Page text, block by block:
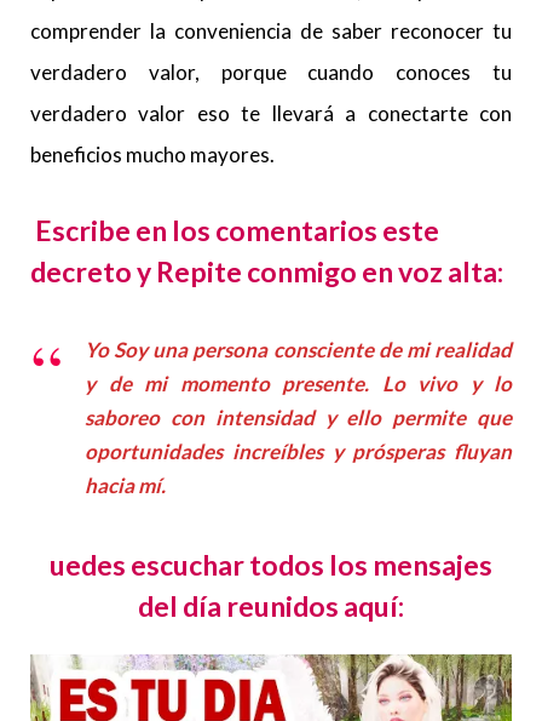
comprender la conveniencia de saber reconocer tu
verdadero valor, porque cuando conoces tu
verdadero valor eso te llevará a conectarte con
beneficios mucho mayores.
Escribe en los comentarios este
decreto y Repite conmigo en voz alta:
Yo Soy una persona consciente de mi realidad
y de mi momento presente. Lo vivo y lo
saboreo con intensidad y ello permite que
oportunidades increíbles y prósperas fluyan
hacia mí.
uedes escuchar todos los mensajes
del día reunidos aquí: